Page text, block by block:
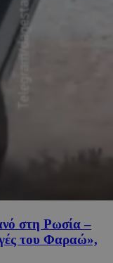
στη Ρωσία –
του Φαραώ»,